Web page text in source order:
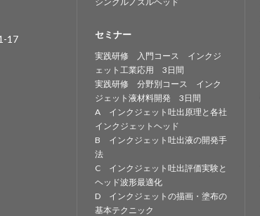
17
セミナー
実践研修 入門コース インクジ
ェット工業応用 3日間
実践研修 分野別コース インク
ジェット液材料開発 3日間
A インクジェット吐出原理と各社
インクジェットヘッド
B インクジェット吐出液の開発手
法
C インクジェット吐出評価実験と
ヘッド波形最適化
D インクジェットの描画・塗布の
基本テクニック